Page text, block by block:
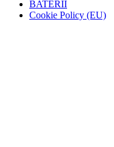
BATERII
Cookie Policy (EU)